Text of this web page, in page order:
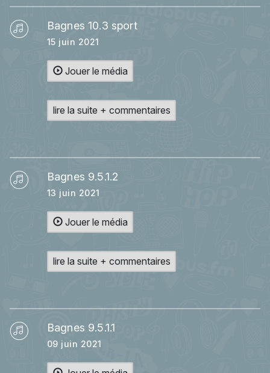
Bagnes 10.3 sport
15 juin 2021
Jouer le média
lire la suite + commentaires
Bagnes 9.5.1.2
13 juin 2021
Jouer le média
lire la suite + commentaires
Bagnes 9.5.1.1
09 juin 2021